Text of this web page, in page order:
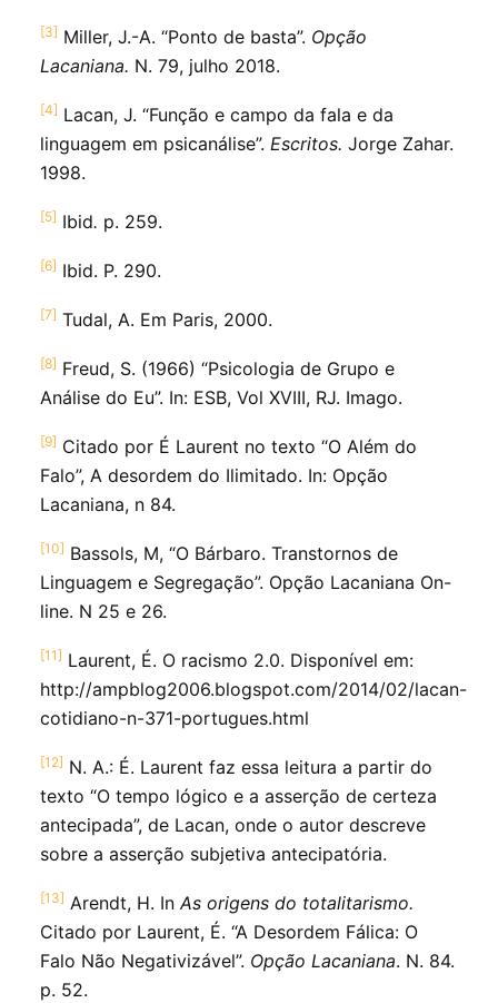
[3] Miller, J.-A. “Ponto de basta”. Opção
Lacaniana. N. 79, julho 2018.
[4] Lacan, J. “Função e campo da fala e da
linguagem em psicanálise”. Escritos. Jorge Zahar.
1998.
[5] Ibid. p. 259.
[6] Ibid. P. 290.
[7] Tudal, A. Em Paris, 2000.
[8] Freud, S. (1966) “Psicologia de Grupo e
Análise do Eu”. In: ESB, Vol XVIII, RJ. Imago.
[9] Citado por É Laurent no texto “O Além do
Falo”, A desordem do Ilimitado. In: Opção
Lacaniana, n 84.
[10] Bassols, M, “O Bárbaro. Transtornos de
Linguagem e Segregação”. Opção Lacaniana On-
line. N 25 e 26.
[11] Laurent, É. O racismo 2.0. Disponível em:
http://ampblog2006.blogspot.com/2014/02/lacan-
cotidiano-n-371-portugues.html
[12] N. A.: É. Laurent faz essa leitura a partir do
texto “O tempo lógico e a asserção de certeza
antecipada”, de Lacan, onde o autor descreve
sobre a asserção subjetiva antecipatória.
[13] Arendt, H. InAs origens do totalitarismo.
Citado por Laurent, É. “A Desordem Fálica: O
Falo Não Negativizável”. Opção Lacaniana. N. 84.
p. 52.